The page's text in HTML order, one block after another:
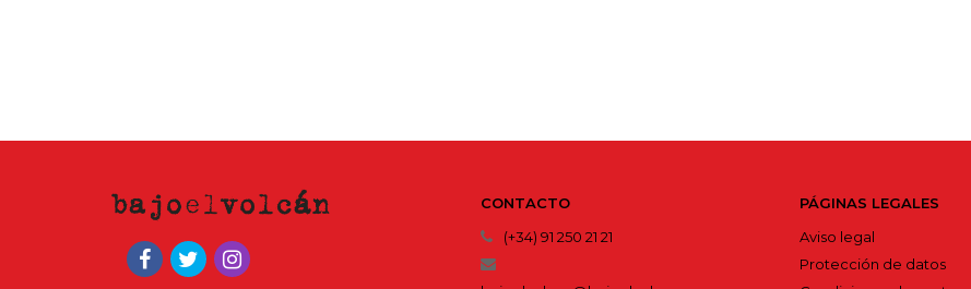
CONTACTO
(+34) 91 250 21 21
PÁGINAS LEGALES
Aviso legal
Protección de datos